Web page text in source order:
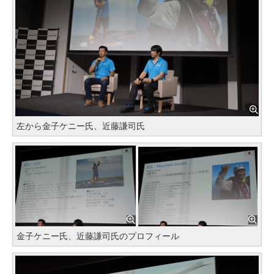
左から金子ケニー氏、近藤謙司氏
金子ケニー氏、近藤謙司氏のプロフィール